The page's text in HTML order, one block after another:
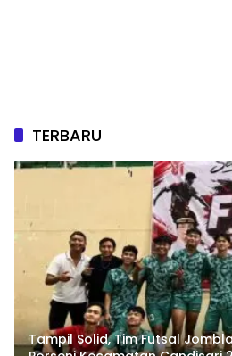
TERBARU
Tampil Solid, Tim Futsal